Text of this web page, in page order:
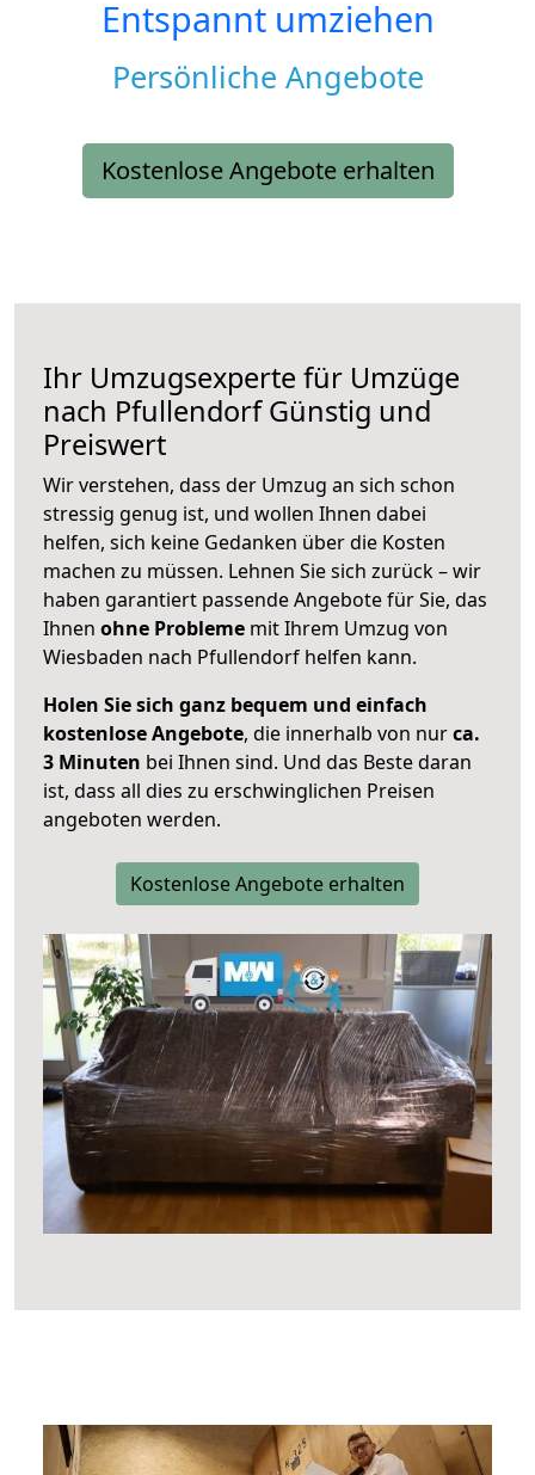
Entspannt umziehen
Persönliche Angebote
Kostenlose Angebote erhalten
Ihr Umzugsexperte für Umzüge
nach PfullendorfGünstig und
Preiswert
Wir verstehen, dass der Umzug an sich schon
stressig genug ist, und wollen Ihnen dabei
helfen, sich keine Gedanken über die Kosten
machen zu müssen. Lehnen Sie sich zurück – wir
haben garantiert passende Angebote für Sie, das
Ihnen ohne Probleme mit Ihrem Umzug von
Wiesbaden nach Pfullendorf helfen kann.
Holen Sie sich ganz bequem und einfach
kostenlose Angebote, die innerhalb von nurca.
3 Minuten bei Ihnen sind. Und das Beste daran
ist, dass all dies zu erschwinglichen Preisen
angeboten werden.
Kostenlose Angebote erhalten